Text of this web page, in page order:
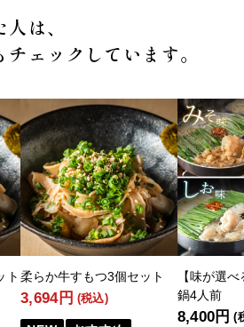
は、
ェックしています。
ト 柔らか牛すもつ3個セット
3,694円 (税込)
【味が選
鍋4人前
8,400円 (